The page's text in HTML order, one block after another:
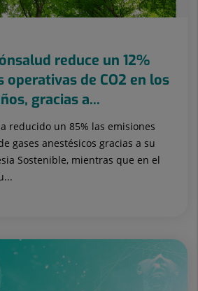
reduce un 12%
operativas de CO2 en los
gracias a...
reducido un 85% las emisiones
gases anestésicos gracias a su
Sostenible, mientras que en el